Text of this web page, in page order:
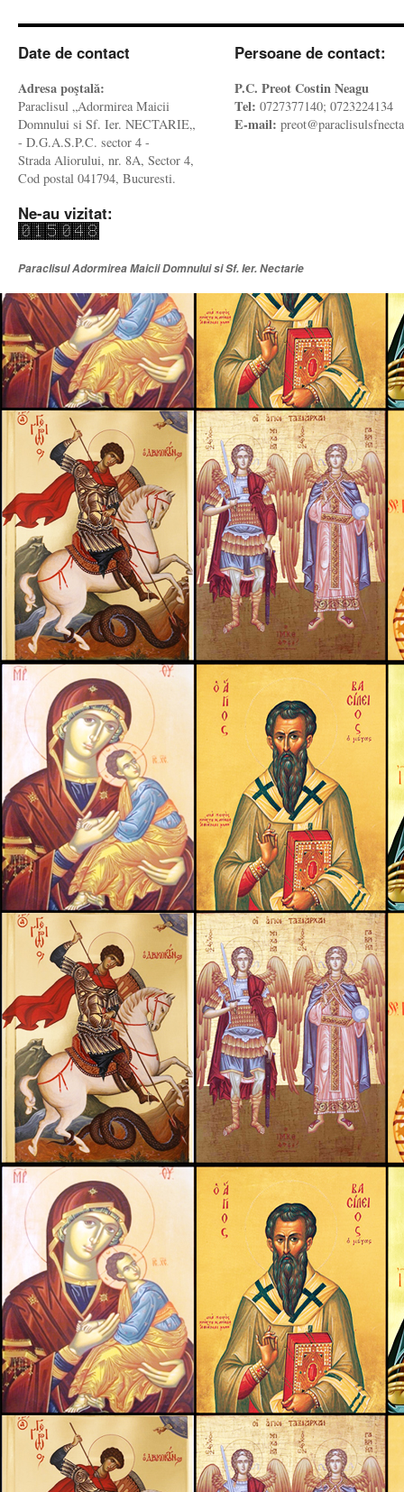
Date de contact
Adresa poştală:
Paraclisul „Adormirea Maicii
Domnului si Sf. Ier. NECTARIE„
- D.G.A.S.P.C. sector 4 -
Strada Aliorului, nr. 8A, Sector 4,
Cod postal 041794, Bucuresti.
Ne-au vizitat:
Persoane de contact:
P.C. Preot Costin Neagu
Tel: 0727377140; 0723224134
E-mail:
Paraclisul Adormirea Maicii Domnului si Sf. Ier. Nectarie